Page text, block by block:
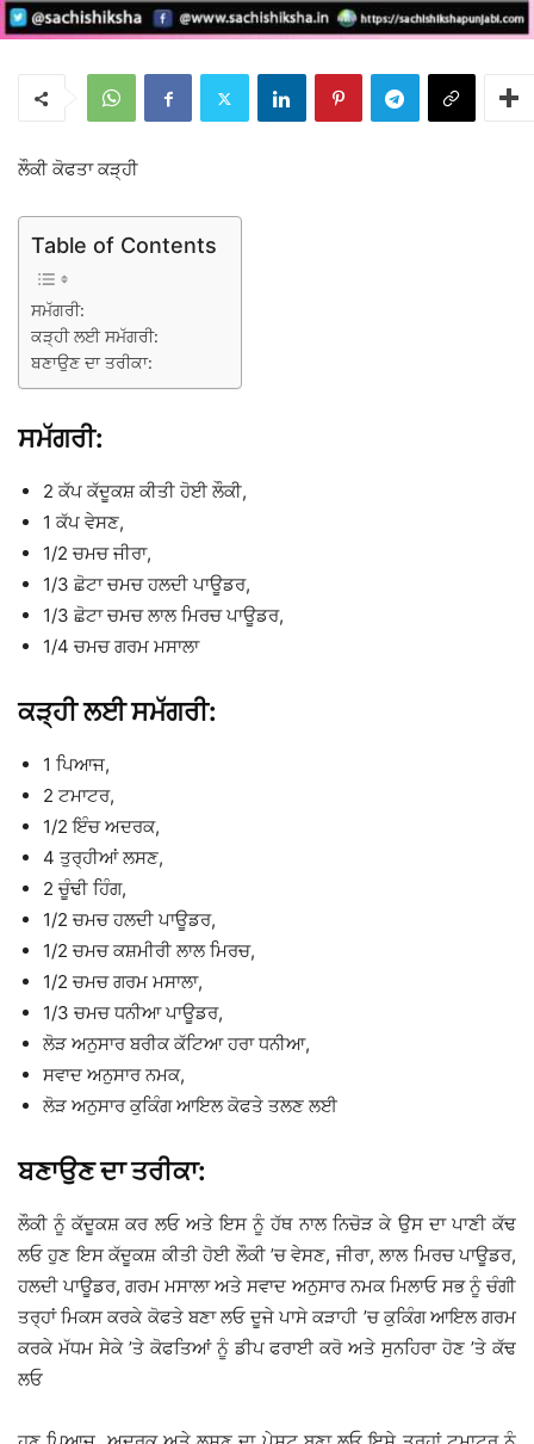
ਲੌਕੀ ਕੋਫਤਾ ਕੜ੍ਹੀ
Table of Contents
ਸਮੱਗਰੀ:
ਕੜ੍ਹੀ ਲਈ ਸਮੱਗਰੀ:
ਬਣਾਉਣ ਦਾ ਤਰੀਕਾ:
ਸਮੱਗਰੀ:
2 ਕੱਪ ਕੱਦੂਕਸ਼ ਕੀਤੀ ਹੋਈ ਲੌਕੀ,
1 ਕੱਪ ਵੇਸਣ,
1/2 ਚਮਚ ਜੀਰਾ,
1/3 ਛੋਟਾ ਚਮਚ ਹਲਦੀ ਪਾਊਡਰ,
1/3 ਛੋਟਾ ਚਮਚ ਲਾਲ ਮਿਰਚ ਪਾਊਡਰ,
1/4 ਚਮਚ ਗਰਮ ਮਸਾਲਾ
ਕੜ੍ਹੀ ਲਈ ਸਮੱਗਰੀ:
1 ਪਿਆਜ,
2 ਟਮਾਟਰ,
1/2 ਇੰਚ ਅਦਰਕ,
4 ਤੁਰ੍ਹੀਆਂ ਲਸਣ,
2 ਚੂੰਢੀ ਹਿੰਗ,
1/2 ਚਮਚ ਹਲਦੀ ਪਾਊਡਰ,
1/2 ਚਮਚ ਕਸ਼ਮੀਰੀ ਲਾਲ ਮਿਰਚ,
1/2 ਚਮਚ ਗਰਮ ਮਸਾਲਾ,
1/3 ਚਮਚ ਧਨੀਆ ਪਾਊਡਰ,
ਲੋੜ ਅਨੁਸਾਰ ਬਰੀਕ ਕੱਟਿਆ ਹਰਾ ਧਨੀਆ,
ਸਵਾਦ ਅਨੁਸਾਰ ਨਮਕ,
ਲੋੜ ਅਨੁਸਾਰ ਕੁਕਿੰਗ ਆਇਲ ਕੋਫਤੇ ਤਲਣ ਲਈ
ਬਣਾਉਣ ਦਾ ਤਰੀਕਾ:
ਲੌਕੀ ਨੂੰ ਕੱਦੂਕਸ਼ ਕਰ ਲਓ ਅਤੇ ਇਸ ਨੂੰ ਹੱਥ ਨਾਲ ਨਿਚੋੜ ਕੇ ਉਸ ਦਾ ਪਾਣੀ ਕੱਢ
ਲਓ ਹੁਣ ਇਸ ਕੱਦੂਕਸ਼ ਕੀਤੀ ਹੋਈ ਲੌਕੀ ’ਚ ਵੇਸਣ, ਜੀਰਾ, ਲਾਲ ਮਿਰਚ ਪਾਊਡਰ,
ਹਲਦੀ ਪਾਊਡਰ, ਗਰਮ ਮਸਾਲਾ ਅਤੇ ਸਵਾਦ ਅਨੁਸਾਰ ਨਮਕ ਮਿਲਾਓ ਸਭ ਨੂੰ ਚੰਗੀ
ਤਰ੍ਹਾਂ ਮਿਕਸ ਕਰਕੇ ਕੋਫਤੇ ਬਣਾ ਲਓ ਦੂਜੇ ਪਾਸੇ ਕੜਾਹੀ ’ਚ ਕੁਕਿੰਗ ਆਇਲ ਗਰਮ
ਕਰਕੇ ਮੱਧਮ ਸੇਕੇ ’ਤੇ ਕੋਫਤਿਆਂ ਨੂੰ ਡੀਪ ਫਰਾਈ ਕਰੋ ਅਤੇ ਸੁਨਹਿਰਾ ਹੋਣ ’ਤੇ ਕੱਢ
ਲਓ